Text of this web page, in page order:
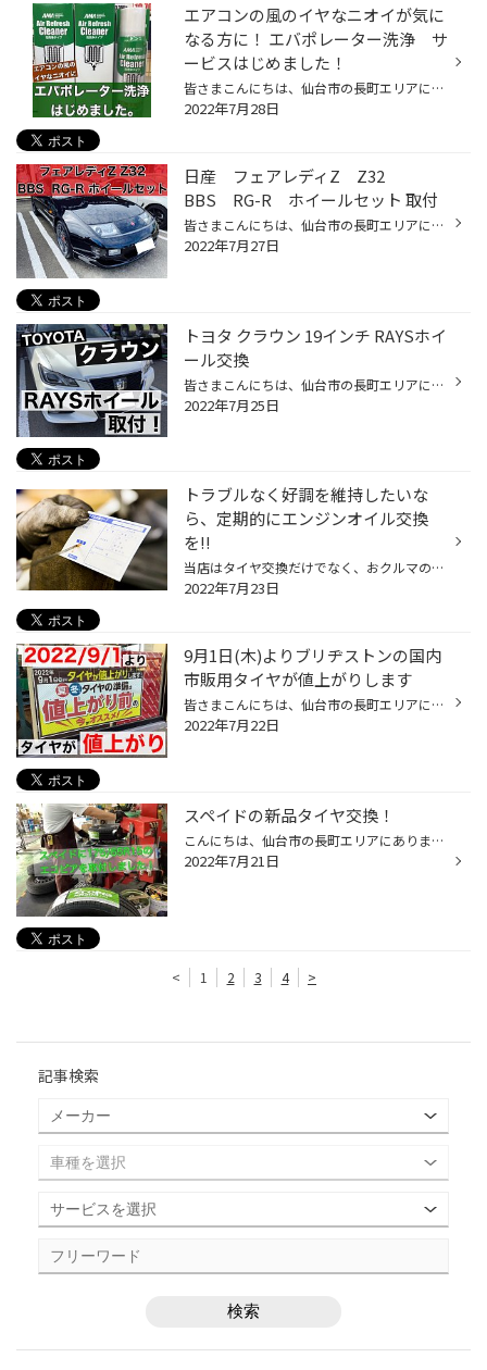
エアコンの風のイヤなニオイが気に
なる方に！ エバポレーター洗浄 サ
ービスはじめました！
皆さまこんにちは、仙台市の長町エリアにありますタイヤ館286です！ エアコンの風のイヤなニオイが気になる方に！ エバポレーター洗浄 サービスはじめました！ 取り込んだ空気を冷やす役割を担っているエバポレーターという部品があります。 このエバポレーターにカビや汚れが付着するとイヤなニオ...
2022年7月28日
日産 フェアレディZ Z32
BBS RG-R ホイールセット 取付
皆さまこんにちは、仙台市の長町エリアにありますタイヤ館286です！ 本日は 日産 フェアレディZ Z32 BBS RG-R ホイールセット 取付 をご紹介！ ピッッッッッカピカのZ32にスタッフ一同大興奮！ カラーはダイヤモンドブラック(DB) オプションのセンターエンブレム(レッド)を装着！ BBS RG-R ……8本...
2022年7月27日
トヨタ クラウン 19インチ RAYSホイ
ール交換
皆さまこんにちは、仙台市の長町エリアにありますタイヤ館286です！ 本日は、 クラウンのタイヤ・ホイール交換をご紹介！ 〈装着タイヤ〉 種類 : ブリヂストン セイバーリング サイズ : 225/40R19 〈装着ホイール〉 メーカー : RAYS(レイズ) 種類 : STRATAGIA VOUGE(ストラテジーア ヴォウジェ) カ...
2022年7月25日
トラブルなく好調を維持したいな
ら、定期的にエンジンオイル交換
を!!
当店はタイヤ交換だけでなく、おクルマのメンテナンスも得意です。もちろんエンジンオイル交換もお任せください。 交換の目安を3,000km～5,000km走行毎、もしくは3ヶ月〜6ヶ月にておすすめしています。クルマの使用状況により劣化の度合いは異なりますので、エンジンのコンディションを良好に保つた...
2022年7月23日
9月1日(木)よりブリヂストンの国内
市販用タイヤが値上がりします
皆さまこんにちは、仙台市の長町エリアにありますタイヤ館286です！ 先日ブリヂストンのホームページにて タイヤの値上げが発表になりました。 今回のメーカー出荷価格改定の詳細は以下の通りです。 １.対象商品 ：国内市販用タイヤ（夏/冬）、チューブ、フラップ ２.値上げ率 ：３～８％（※商...
2022年7月22日
スペイドの新品タイヤ交換！
こんにちは、仙台市の長町エリアにあります、タイヤ館286です。 雨続きだった天気もようやく晴れてまた暑くなりそうですね。 熱中症には充分気をつけましょう！ さて、本日はスペイドのタイヤを新品に交換しました！ ホイールの内側もしっかり磨いて新しいタイヤを組みました！ 経年劣化のひび割れ...
2022年7月21日
< 1 2 3 4 >
記事検索